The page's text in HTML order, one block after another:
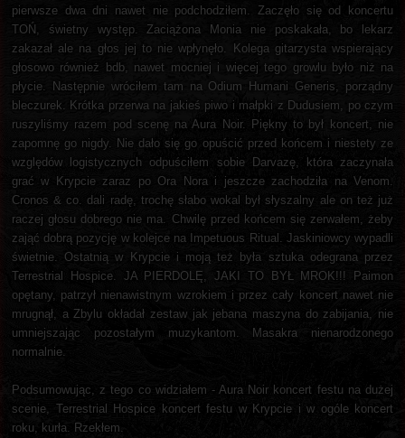
pierwsze dwa dni nawet nie podchodziłem. Zaczęło się od koncertu
TOŃ, świetny występ. Zaciążona Monia nie poskakała, bo lekarz
zakazał ale na głos jej to nie wpłynęło. Kolega gitarzysta wspierający
głosowo również bdb, nawet mocniej i więcej tego growlu było niż na
płycie. Następnie wróciłem tam na Odium Humani Generis, porządny
bleczurek. Krótka przerwa na jakieś piwo i małpki z Dudusiem, po czym
ruszyliśmy razem pod scenę na Aura Noir. Piękny to był koncert, nie
zapomnę go nigdy. Nie dało się go opuścić przed końcem i niestety ze
względów logistycznych odpuściłem sobie Darvazę, która zaczynała
grać w Krypcie zaraz po Ora Nora i jeszcze zachodziła na Venom.
Cronos & co. dali radę, trochę słabo wokal był słyszalny ale on też już
raczej głosu dobrego nie ma. Chwilę przed końcem się zerwałem, żeby
zająć dobrą pozycję w kolejce na Impetuous Ritual. Jaskiniowcy wypadli
świetnie. Ostatnią w Krypcie i moją też była sztuka odegrana przez
Terrestrial Hospice. JA PIERDOLĘ, JAKI TO BYŁ MROK!!! Paimon
opętany, patrzył nienawistnym wzrokiem i przez cały koncert nawet nie
mrugnął, a Zbylu okładał zestaw jak jebana maszyna do zabijania, nie
umniejszając pozostałym muzykantom. Masakra nienarodzonego
normalnie.
Podsumowując, z tego co widziałem - Aura Noir koncert festu na dużej
scenie, Terrestrial Hospice koncert festu w Krypcie i w ogóle koncert
roku, kurła. Rzekłem.